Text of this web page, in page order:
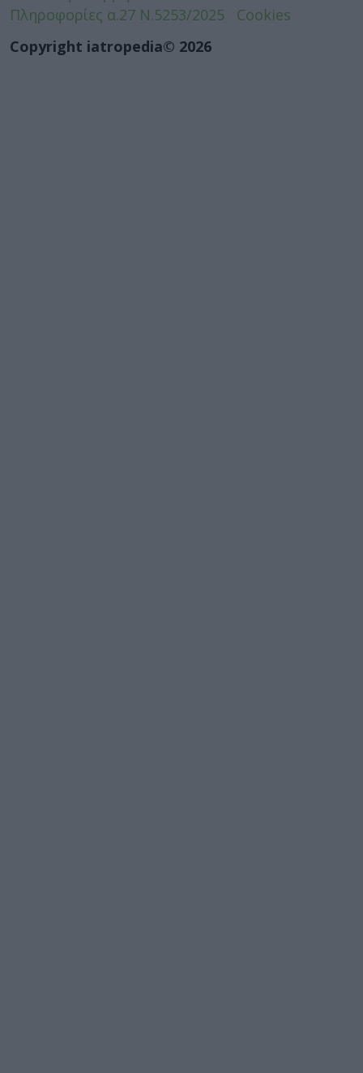
Πληροφορίες α.27 Ν.5253/2025
Cookies
Copyright iatropedia© 2026